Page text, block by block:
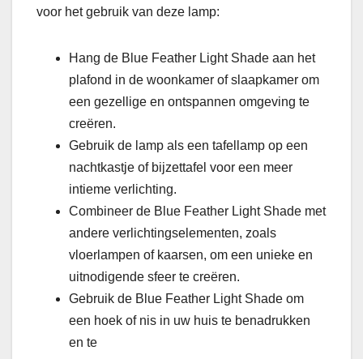
voor het gebruik van deze lamp:
Hang de Blue Feather Light Shade aan het
plafond in de woonkamer of slaapkamer om
een ​​gezellige en ontspannen omgeving te
creëren.
Gebruik de lamp als een tafellamp op een
nachtkastje of bijzettafel voor een meer
intieme verlichting.
Combineer de Blue Feather Light Shade met
andere verlichtingselementen, zoals
vloerlampen of kaarsen, om een ​​unieke en
uitnodigende sfeer te creëren.
Gebruik de Blue Feather Light Shade om
een ​​hoek of nis in uw huis te benadrukken
en te